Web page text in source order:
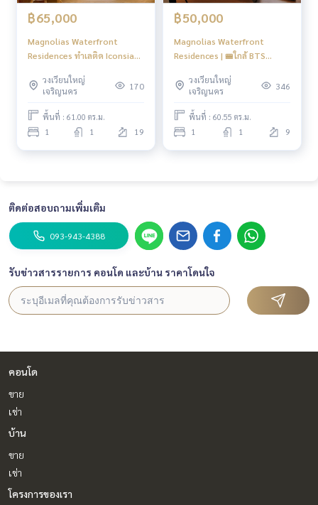
฿65,000
Magnolias Waterfront
Residences ทำเลติด Iconsiam
มาก! ⭐️⭐️⭐️ ใกล้ BTS เจริญนคร
#HL Focus
วงเวียนใหญ่
เจริญนคร
170
พื้นที่ : 61.00 ตร.ม.
1 1 19
฿50,000
Magnolias Waterfront
Residences | 🚝ใกล้ BTS
วงเวียนใหญ่
เจริญนคร
346
พื้นที่ : 60.55 ตร.ม.
1 1 9
ติดต่อสอบถามเพิ่มเติม
093-943-4388
รับข่าวสารรายการ คอนโด และบ้าน ราคาโดนใจ
คอนโด
ขาย
เช่า
บ้าน
ขาย
เช่า
โครงการของเรา